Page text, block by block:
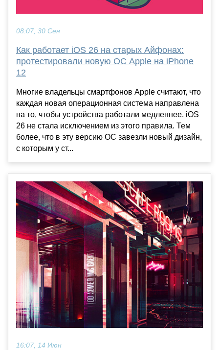
08:07, 30 Сен
Как работает iOS 26 на старых Айфонах:
протестировали новую ОС Apple на iPhone
12
Многие владельцы смартфонов Apple считают, что
каждая новая операционная система направлена
на то, чтобы устройства работали медленнее. iOS
26 не стала исключением из этого правила. Тем
более, что в эту версию ОС завезли новый дизайн,
с которым у ст...
16:07, 14 Июн